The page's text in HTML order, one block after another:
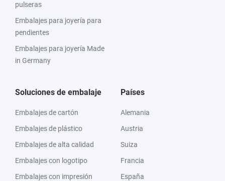
pulseras
Embalajes para joyería para
pendientes
Embalajes para joyería Made
in Germany
Soluciones de embalaje
Embalajes de cartón
Embalajes de plástico
Embalajes de alta calidad
Embalajes con logotipo
Embalajes con impresión
Países
Alemania
Austria
Suiza
Francia
España